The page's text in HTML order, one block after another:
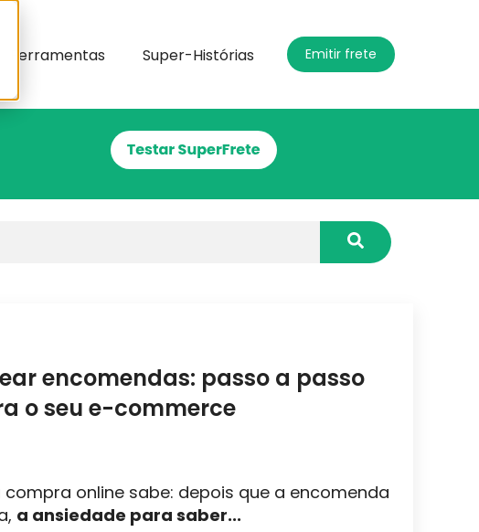
Ferramentas Super-Histórias Emitir frete
encomendas: passo a passo
o seu e-commerce
compra online sabe: depois que a encomenda
a ansiedade para saber...